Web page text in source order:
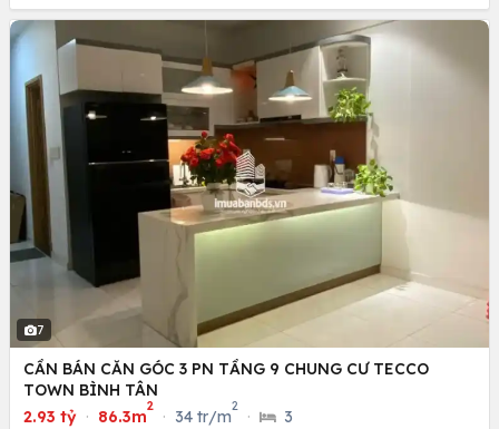
7
CẦN BÁN CĂN GÓC 3 PN TẦNG 9 CHUNG CƯ TECCO
TOWN BÌNH TÂN
2.93 tỷ · 86.3m
2
· 34 tr/m
2
· 3